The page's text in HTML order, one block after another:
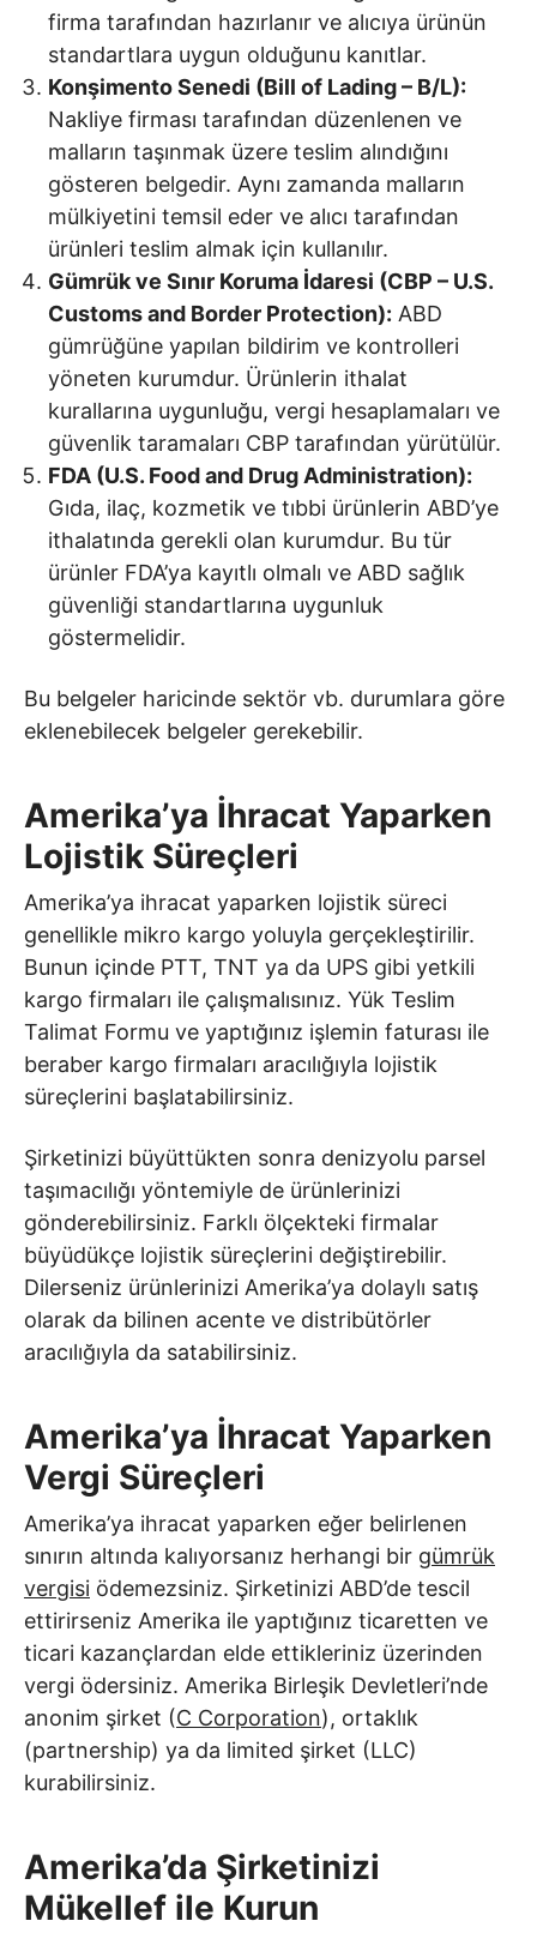
firma tarafından hazırlanır ve alıcıya ürünün
standartlara uygun olduğunu kanıtlar.
Konşimento Senedi (Bill of Lading – B/L):
Nakliye firması tarafından düzenlenen ve
malların taşınmak üzere teslim alındığını
gösteren belgedir. Aynı zamanda malların
mülkiyetini temsil eder ve alıcı tarafından
ürünleri teslim almak için kullanılır.
Gümrük ve Sınır Koruma İdaresi (CBP – U.S.
Customs and Border Protection): ABD
gümrüğüne yapılan bildirim ve kontrolleri
yöneten kurumdur. Ürünlerin ithalat
kurallarına uygunluğu, vergi hesaplamaları ve
güvenlik taramaları CBP tarafından yürütülür.
FDA (U.S. Food and Drug Administration):
Gıda, ilaç, kozmetik ve tıbbi ürünlerin ABD’ye
ithalatında gerekli olan kurumdur. Bu tür
ürünler FDA’ya kayıtlı olmalı ve ABD sağlık
güvenliği standartlarına uygunluk
göstermelidir.
Bu belgeler haricinde sektör vb. durumlara göre
eklenebilecek belgeler gerekebilir.
Amerika’ya İhracat Yaparken
Lojistik Süreçleri
Amerika’ya ihracat yaparken lojistik süreci
genellikle mikro kargo yoluyla gerçekleştirilir.
Bunun içinde PTT, TNT ya da UPS gibi yetkili
kargo firmaları ile çalışmalısınız. Yük Teslim
Talimat Formu ve yaptığınız işlemin faturası ile
beraber kargo firmaları aracılığıyla lojistik
süreçlerini başlatabilirsiniz.
Şirketinizi büyüttükten sonra denizyolu parsel
taşımacılığı yöntemiyle de ürünlerinizi
gönderebilirsiniz. Farklı ölçekteki firmalar
büyüdükçe lojistik süreçlerini değiştirebilir.
Dilerseniz ürünlerinizi Amerika’ya dolaylı satış
olarak da bilinen acente ve distribütörler
aracılığıyla da satabilirsiniz.
Amerika’ya İhracat Yaparken
Vergi Süreçleri
Amerika’ya ihracat yaparken eğer belirlenen
sınırın altında kalıyorsanız herhangi bir gümrük
vergisi ödemezsiniz. Şirketinizi ABD’de tescil
ettirirseniz Amerika ile yaptığınız ticaretten ve
ticari kazançlardan elde ettikleriniz üzerinden
vergi ödersiniz. Amerika Birleşik Devletleri’nde
anonim şirket (C Corporation), ortaklık
(partnership) ya da limited şirket (LLC)
kurabilirsiniz.
Amerika’da Şirketinizi
Mükellef ile Kurun